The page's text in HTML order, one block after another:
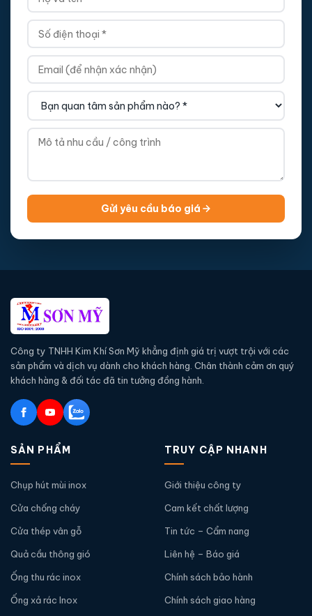
Gửi yêu cầu báo giá
Công ty TNHH Kim Khí Sơn Mỹ khẳng định giá trị vượt trội với các
sản phẩm và dịch vụ dành cho khách hàng. Chân thành cảm ơn quý
khách hàng & đối tác đã tin tưởng đồng hành.
SẢN PHẨM
Chụp hút mùi inox
Cửa chống cháy
Cửa thép vân gỗ
Quả cầu thông gió
Ống thu rác inox
Ống xả rác Inox
TRUY CẬP NHANH
Giới thiệu công ty
Cam kết chất lượng
Tin tức – Cẩm nang
Liên hệ – Báo giá
Chính sách bảo hành
Chính sách giao hàng